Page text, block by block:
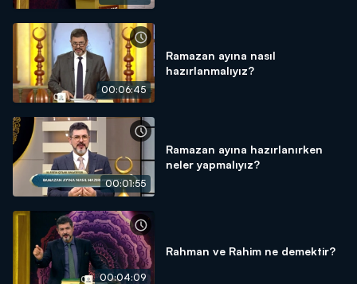
00:06:45
Ramazan ayına nasıl
hazırlanmalıyız?
00:01:55
Ramazan ayına hazırlanırken
neler yapmalıyız?
00:04:09
Rahman ve Rahim ne demektir?